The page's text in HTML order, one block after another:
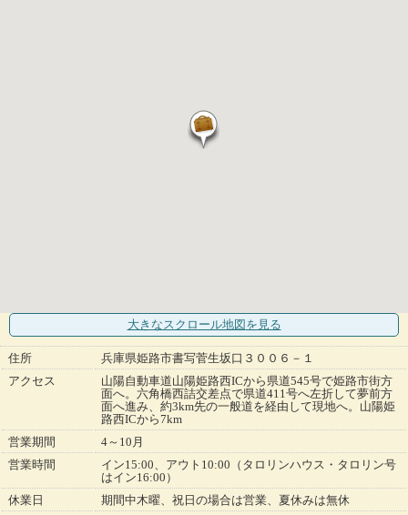
大きなスクロール地図 を見る
住所
兵庫県姫路市書写菅生坂口３００６－１
アクセス
山陽自動車道山陽姫路西ICから県道545号で姫路市街方
面へ。六角橋西詰交差点で県道411号へ左折して夢前方
面へ進み、約3km先の一般道を経由して現地へ。山陽姫
路西ICから7km
営業期間
4～10月
営業時間
イン15:00、アウト10:00（タロリンハウス・タロリン号
はイン16:00）
休業日
期間中木曜、祝日の場合は営業、夏休みは無休